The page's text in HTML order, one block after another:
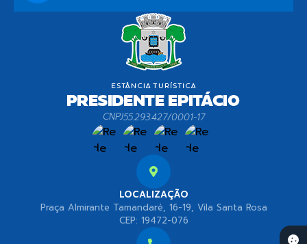
LOCALIZAÇÃO
Praça Almirante Tamandaré, 16-19, Vila Santa Rosa
CEP: 19472-076
CNPJ55.293.427/0001-17